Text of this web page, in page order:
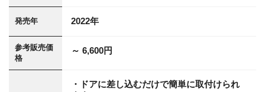
発売年 2022年
参考販売価
格
～ 6,600円
・ドアに差し込むだけで簡単に取付けられ